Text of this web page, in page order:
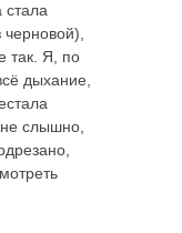
стала
так. Я, по
дыхание,
слышно,